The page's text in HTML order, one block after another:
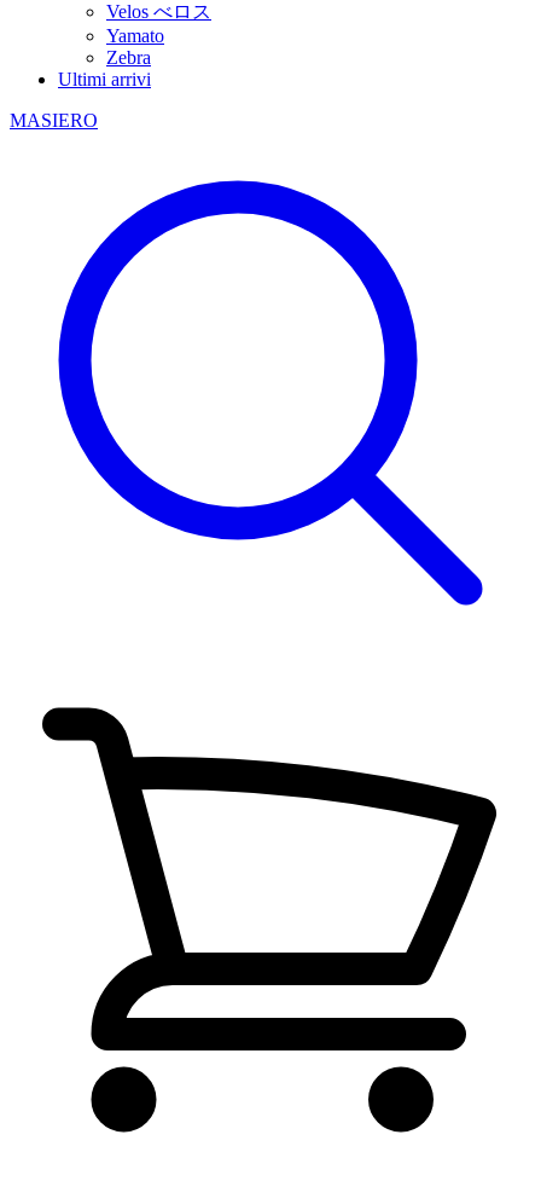
Velos べロス
Yamato
Zebra
Ultimi arrivi
MASIERO